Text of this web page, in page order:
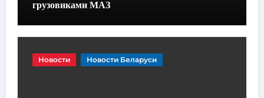
грузовиками МАЗ
Новости Новости Беларуси